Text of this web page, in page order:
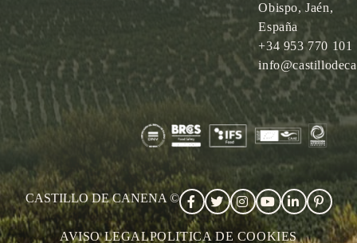
Obispo, Jaén,
España
+34 953 770 101
CASTILLO DE CANENA ©
AVISO LEGALPOLITICA DE COOKIES